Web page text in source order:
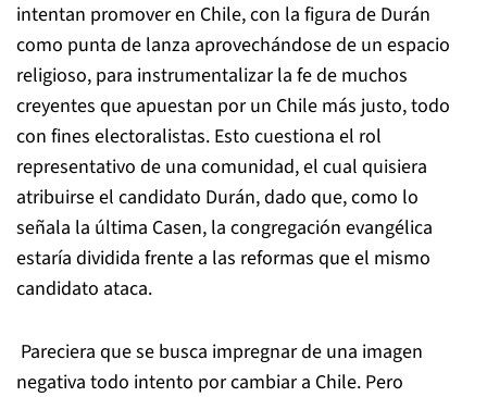
intentan promover en Chile, con la figura de Durán
como punta de lanza aprovechándose de un espacio
religioso, para instrumentalizar la fe de muchos
creyentes que apuestan por un Chile más justo, todo
con fines electoralistas. Esto cuestiona el rol
representativo de una comunidad, el cual quisiera
atribuirse el candidato Durán, dado que, como lo
señala la última Casen, la congregación evangélica
estaría dividida frente a las reformas que el mismo
candidato ataca.
Pareciera que se busca impregnar de una imagen
negativa todo intento por cambiar a Chile. Pero